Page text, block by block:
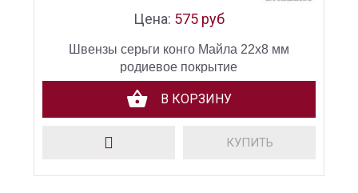
Цена: 575 руб
Швензы серьги конго Майла 22х8 мм
родиевое покрытие
В КОРЗИНУ
КУПИТЬ